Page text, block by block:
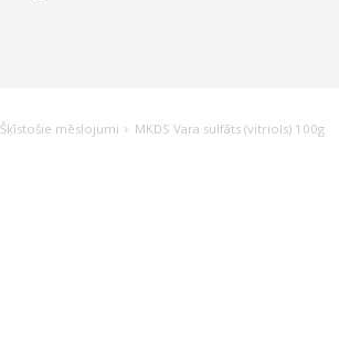
Šķīstošie mēslojumi MKDS Vara sulfāts (vitriols) 100g